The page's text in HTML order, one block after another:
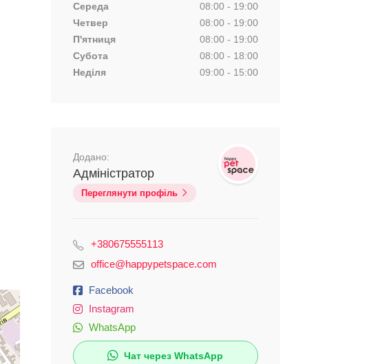
Середа
08:00 - 19:00
Четвер
08:00 - 19:00
П'ятниця
08:00 - 19:00
Субота
08:00 - 18:00
Неділя
09:00 - 15:00
Додано:
Адміністратор
Переглянути профіль
+380675555113
office@happypetspace.com
Facebook
Instagram
WhatsApp
Чат через WhatsApp